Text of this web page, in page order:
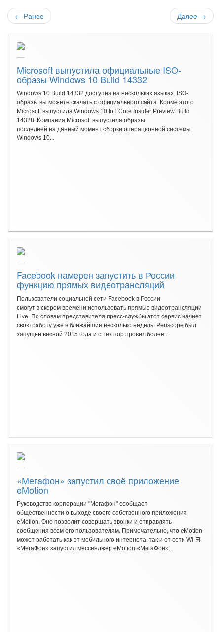
← Ранее Далее →
Microsoft выпустила официальные ISO-
образы Windows 10 Build 14332
Windows 10 Build 14332 доступна на нескольких языках. ISO-
образы вы можете скачать с официального сайта. Кроме этого
Microsoft выпустила Windows 10 IoT Core Insider Preview Build
14328. Компания Microsoft выпустила образы
последней на данный момент сборки операционной системы
Windows 10...
Facebook намерен запустить в России
функцию прямых видеотрансляций
Пользователи социальной сети Facebook в России
смогут в скором времени использовать прямые видеотрансляции
Live. По словам представителя пресс-службы этот сервис начнет
свою работу уже в ближайшие несколько недель. Periscope был
запущен весной 2015 года и с тех пор провел более...
«Мегафон» запустил своё приложение
eMotion
Руководство корпорации "Мегафон" сообщает
общественности о выходе своего собственного приложения
eMotion. Оно позволит совершать звонки и отправлять
сообщения всем его пользователям. Примечательно, что eMotion
может работать как от мобильного интернета, так и от сети Wi-Fi.
«МегаФон» запустил мессенджер eMotion «МегаФон»...